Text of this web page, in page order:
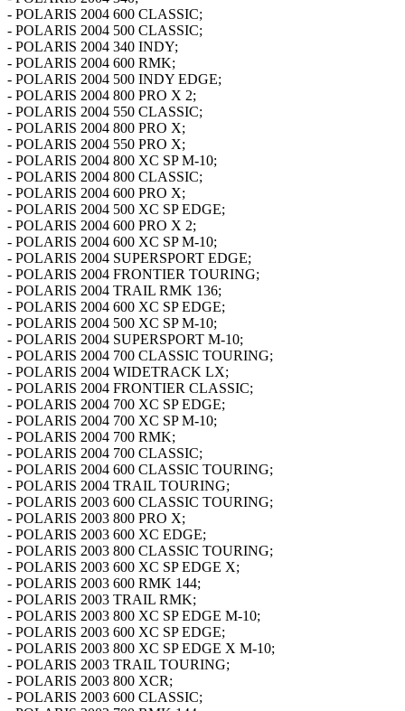
- POLARIS 2004 600 CLASSIC;
- POLARIS 2004 500 CLASSIC;
- POLARIS 2004 340 INDY;
- POLARIS 2004 600 RMK;
- POLARIS 2004 500 INDY EDGE;
- POLARIS 2004 800 PRO X 2;
- POLARIS 2004 550 CLASSIC;
- POLARIS 2004 800 PRO X;
- POLARIS 2004 550 PRO X;
- POLARIS 2004 800 XC SP M-10;
- POLARIS 2004 800 CLASSIC;
- POLARIS 2004 600 PRO X;
- POLARIS 2004 500 XC SP EDGE;
- POLARIS 2004 600 PRO X 2;
- POLARIS 2004 600 XC SP M-10;
- POLARIS 2004 SUPERSPORT EDGE;
- POLARIS 2004 FRONTIER TOURING;
- POLARIS 2004 TRAIL RMK 136;
- POLARIS 2004 600 XC SP EDGE;
- POLARIS 2004 500 XC SP M-10;
- POLARIS 2004 SUPERSPORT M-10;
- POLARIS 2004 700 CLASSIC TOURING;
- POLARIS 2004 WIDETRACK LX;
- POLARIS 2004 FRONTIER CLASSIC;
- POLARIS 2004 700 XC SP EDGE;
- POLARIS 2004 700 XC SP M-10;
- POLARIS 2004 700 RMK;
- POLARIS 2004 700 CLASSIC;
- POLARIS 2004 600 CLASSIC TOURING;
- POLARIS 2004 TRAIL TOURING;
- POLARIS 2003 600 CLASSIC TOURING;
- POLARIS 2003 800 PRO X;
- POLARIS 2003 600 XC EDGE;
- POLARIS 2003 800 CLASSIC TOURING;
- POLARIS 2003 600 XC SP EDGE X;
- POLARIS 2003 600 RMK 144;
- POLARIS 2003 TRAIL RMK;
- POLARIS 2003 800 XC SP EDGE M-10;
- POLARIS 2003 600 XC SP EDGE;
- POLARIS 2003 800 XC SP EDGE X M-10;
- POLARIS 2003 TRAIL TOURING;
- POLARIS 2003 800 XCR;
- POLARIS 2003 600 CLASSIC;